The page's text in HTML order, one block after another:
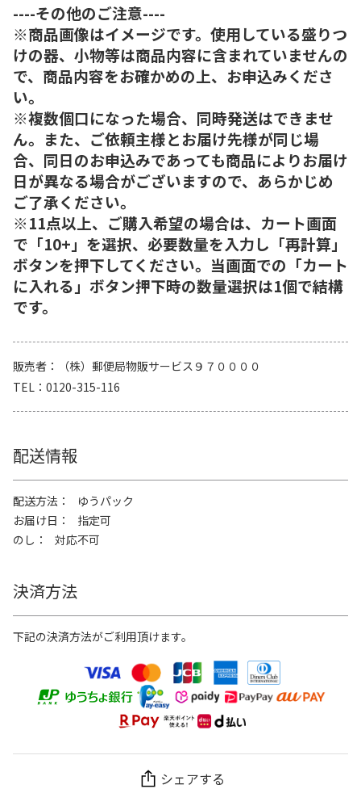
----その他のご注意----
※商品画像はイメージです。使用している盛りつ
けの器、小物等は商品内容に含まれていませんの
で、商品内容をお確かめの上、お申込みくださ
い。
※複数個口になった場合、同時発送はできませ
ん。また、ご依頼主様とお届け先様が同じ場
合、同日のお申込みであっても商品によりお届け
日が異なる場合がございますので、あらかじめ
ご了承ください。
※11点以上、ご購入希望の場合は、カート画面
で「10+」を選択、必要数量を入力し「再計算」
ボタンを押下してください。当画面での「カート
に入れる」ボタン押下時の数量選択は1個で結構
です。
販売者
（株）郵便局物販サービス９７００００
TEL
0120-315-116
配送情報
配送方法
ゆうパック
お届け日
指定可
のし
対応不可
決済方法
下記の決済方法がご利用頂けます。
シェアする